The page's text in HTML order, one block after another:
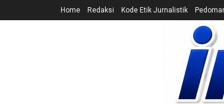
Home Redaksi Kode Etik Jurnalistik